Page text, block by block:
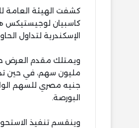
كشفت الهيئة العامة
الإسكندرية لتداول
جنيه مصري للسهم
البورصة.
وينقسم تنفيذ